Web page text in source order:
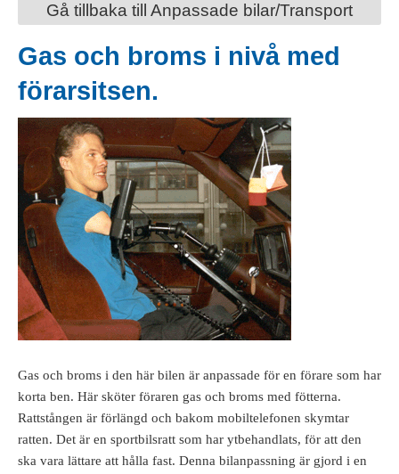
Gå tillbaka till Anpassade bilar/Transport
Gas och broms i nivå med
förarsitsen.
Gas och broms i den här bilen är anpassade för en förare som har
korta ben. Här sköter föraren gas och broms med fötterna.
Rattstången är förlängd och bakom mobiltelefonen skymtar
ratten. Det är en sportbilsratt som har ytbehandlats, för att den
ska vara lättare att hålla fast. Denna bilanpassning är gjord i en